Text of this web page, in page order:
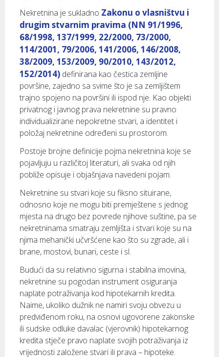
Nekretnina je sukladno Zakonu o vlasništvu i
drugim stvarnim pravima (NN 91/1996,
68/1998, 137/1999, 22/2000, 73/2000,
114/2001, 79/2006, 141/2006, 146/2008,
38/2009, 153/2009, 90/2010, 143/2012,
152/2014) definirana kao čestica zemljine
površine, zajedno sa svime što je sa zemljištem
trajno spojeno na površini ili ispod nje. Kao objekti
privatnog i javnog prava nekretnine su pravno
individualizirane nepokretne stvari, a identitet i
položaj nekretnine određeni su prostorom.
Postoje brojne definicije pojma nekretnina koje se
pojavljuju u različitoj literaturi, ali svaka od njih
pobliže opisuje i objašnjava navedeni pojam.
Nekretnine su stvari koje su fiksno situirane,
odnosno koje ne mogu biti premještene s jednog
mjesta na drugo bez povrede njihove suštine, pa se
nekretninama smatraju zemljišta i stvari koje su na
njima mehanički učvršćene kao što su zgrade, ali i
brane, mostovi, bunari, ceste i sl.
Budući da su relativno sigurna i stabilna imovina,
nekretnine su pogodan instrument osiguranja
naplate potraživanja kod hipotekarnih kredita.
Naime, ukoliko dužnik ne namiri svoju obvezu u
predviđenom roku, na osnovi ugovorene zakonske
ili sudske odluke davalac (vjerovnik) hipotekarnog
kredita stječe pravo naplate svojih potraživanja iz
vrijednosti založene stvari ili prava – hipoteke.